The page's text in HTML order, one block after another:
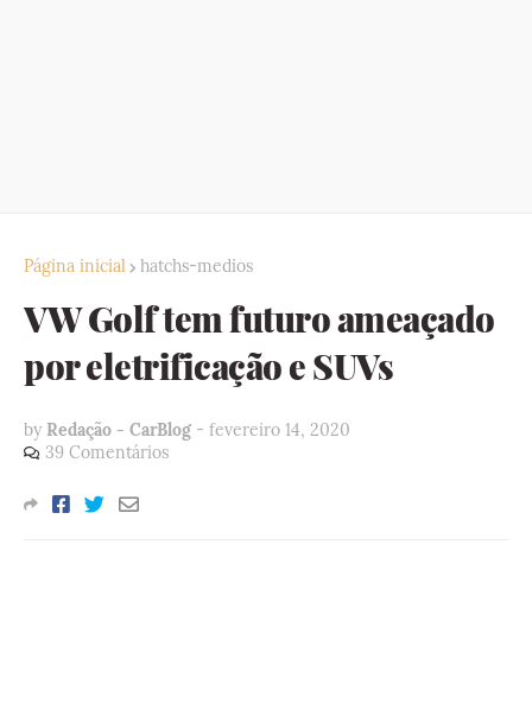
Página inicial hatchs-medios
VW Golf tem futuro ameaçado
por eletrificação e SUVs
by Redação - CarBlog - fevereiro 14, 2020
39 Comentários